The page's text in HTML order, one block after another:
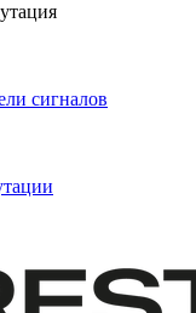
сигналов